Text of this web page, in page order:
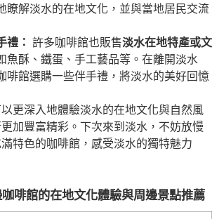
瞭解淡水的在地文化，並與當地居民交流
禮： 許多咖啡館也販售淡水在地特產或文
魚酥、鐵蛋、手工藝品等。在離開淡水
啡館選購一些伴手禮，將淡水的美好回憶
更深入地體驗淡水的在地文化與自然風
加豐富精彩。下次來到淡水，不妨放慢
特色的咖啡館，感受淡水的獨特魅力
啡館的在地文化體驗與周邊景點推薦